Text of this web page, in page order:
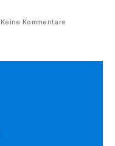
Keine Kommentare